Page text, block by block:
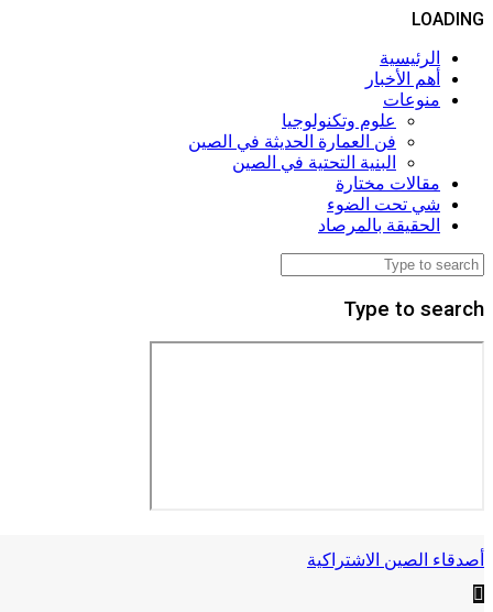
LOADING
الرئيسية
أهم الأخبار
منوعات
علوم وتكنولوجيا
فن العمارة الحديثة في الصين
البنية التحتية في الصين
مقالات مختارة
شي تحت الضوء
الحقيقة بالمرصاد
Type to search
أصدقاء الصين الاشتراكية